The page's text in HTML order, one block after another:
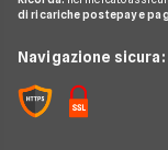
News
Redazione
Ufficio Stampa
Servizio Clienti
Noleggio lungo
Citroen
Jeep
FIAT TOPOLINO
LEAPMOTOR B10 reev
AUDI SQ8
FORD Tourneo Courier
Arval
Ayvens
di ricariche postepay e
Navigazione sicura: